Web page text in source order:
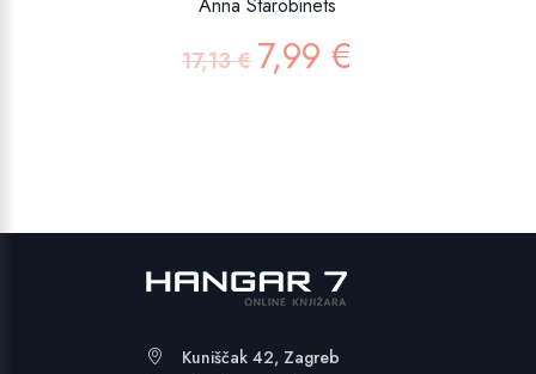
17,13€ Izvorna
cijena
7,99 €
Kuniščak 42, Zagreb